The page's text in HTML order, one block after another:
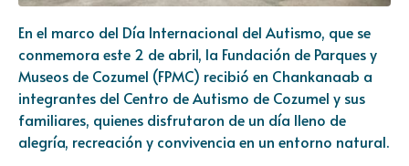
En el marco del Día Internacional del Autismo, que se
conmemora este 2 de abril, la Fundación de Parques y
Museos de Cozumel (FPMC) recibió en Chankanaab a
integrantes del Centro de Autismo de Cozumel y sus
familiares, quienes disfrutaron de un día lleno de
alegría, recreación y convivencia en un entorno natural.